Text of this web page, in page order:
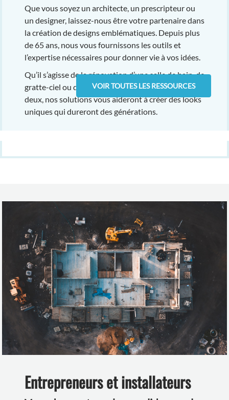
Que vous soyez un architecte, un prescripteur ou
un designer, laissez-nous être votre partenaire dans
la création de designs emblématiques. Depuis plus
de 65 ans, nous vous fournissons les outils et
l’expertise nécessaires pour donner vie à vos idées.
Qu’il s’agisse de la rénovation d’une salle de bain, de
gratte-ciel ou de tout ce qui se trouve entre les
deux, nos solutions vous aideront à créer des looks
uniques qui dureront des générations.
VOIR TOUTES LES RESSOURCES
Entrepreneurs et installateurs